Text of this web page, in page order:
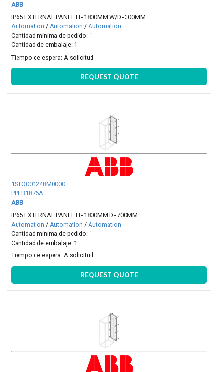
ABB
IP65 EXTERNAL PANEL H=1800MM W/D=300MM
Automation /Automation /Automation
Cantidad mínima de pedido: 1
Cantidad de embalaje: 1
Tiempo de espera: A solicitud
REQUEST QUOTE
1STQ001248M0000
PPEB1876A
ABB
IP65 EXTERNAL PANEL H=1800MM D=700MM
Automation / Automation / Automation
Cantidad mínima de pedido: 1
Cantidad de embalaje: 1
Tiempo de espera: A solicitud
REQUEST QUOTE